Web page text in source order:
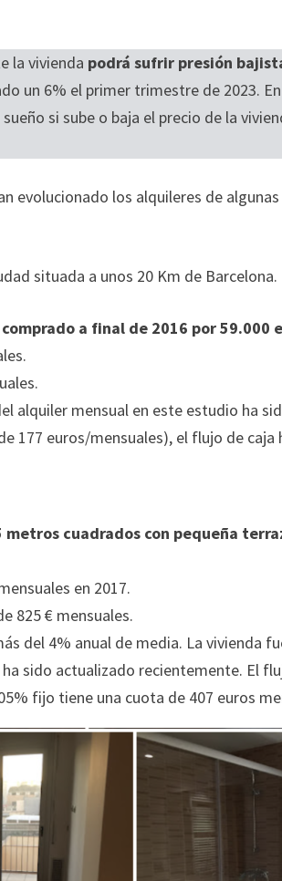
la vivienda podrá sufrir presión
un 6% el primer trimestre de 2023.
si sube o baja el precio de la
evolucionado los alquileres de
situada a unos 20 Km de Barcelona.
a final de 2016 por 59.000
alquiler mensual en este estudio ha
177 euros/mensuales), el flujo de
cuadrados con pequeña
en 2017.
825 € mensuales.
del 4% anual de media. La vivienda
sido actualizado recientemente. El
fijo tiene una cuota de 407 euros